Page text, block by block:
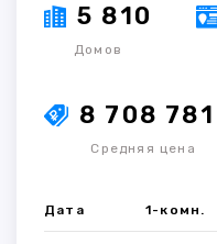
5 810
Домов
8 708
Средняя цена
Дата 1-комн.